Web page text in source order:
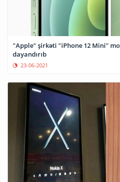
"Apple" şirkəti "iPhone 12 Mini"
dayandırıb
23-06-2021